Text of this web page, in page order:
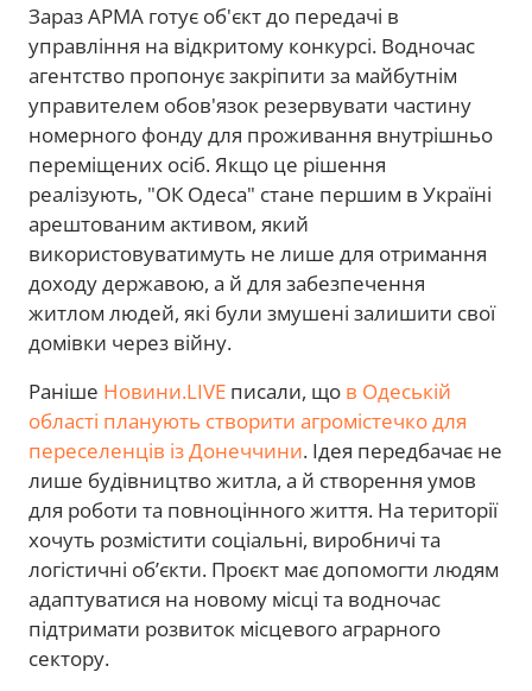
Зараз АРМА готує об'єкт до передачі в
управління на відкритому конкурсі. Водночас
агентство пропонує закріпити за майбутнім
управителем обов'язок резервувати частину
номерного фонду для проживання внутрішньо
переміщених осіб. Якщо це рішення
реалізують, "ОК Одеса" стане першим в Україні
арештованим активом, який
використовуватимуть не лише для отримання
доходу державою, а й для забезпечення
житлом людей, які були змушені залишити свої
домівки через війну.
Раніше Новини.LIVE писали, що в Одеській
області планують створити агромістечко для
переселенців із Донеччини. Ідея передбачає не
лише будівництво житла, а й створення умов
для роботи та повноцінного життя. На території
хочуть розмістити соціальні, виробничі та
логістичні об’єкти. Проєкт має допомогти людям
адаптуватися на новому місці та водночас
підтримати розвиток місцевого аграрного
сектору.